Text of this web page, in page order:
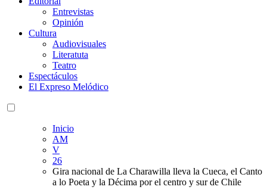
Entrevistas
Opinión
Cultura
Audiovisuales
Literatuta
Teatro
Espectáculos
El Expreso Melódico
Inicio
AM
V
26
Gira nacional de La Charawilla lleva la Cueca, el Canto
a lo Poeta y la Décima por el centro y sur de Chile